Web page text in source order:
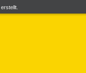
erstellt.